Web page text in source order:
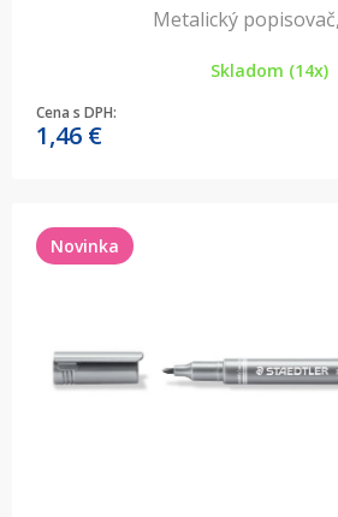
Metalický
Skladom (14x)
Cena s DPH:
1,46 €
Novinka